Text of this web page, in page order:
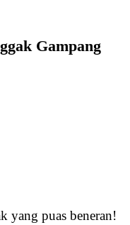
Gampang
yang puas beneran!